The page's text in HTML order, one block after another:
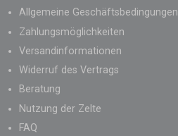
Allgemeine Geschäftsbedingungen
Zahlungsmöglichkeiten
Versandinformationen
Widerruf des Vertrags
Beratung
Nutzung der Zelte
FAQ